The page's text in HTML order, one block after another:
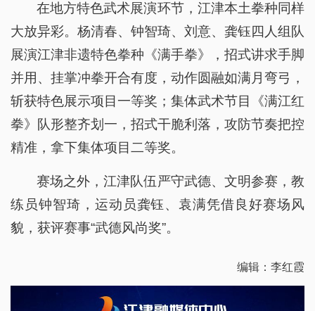
在地方特色武术展演环节，江津本土拳种同样
大放异彩。杨清春、钟智琦、刘意、龚钰四人组队
展演江津非遗特色拳种《满手拳》，招式讲求手脚
并用、挂掌冲拳开合有度，动作圆融如满月弯弓，
斩获特色展示项目一等奖；集体武术节目《满江红
拳》队形整齐划一，招式干脆利落，攻防节奏把控
精准，拿下集体项目二等奖。
赛场之外，江津队伍严守武德、文明参赛，教
练员钟智琦，运动员龚钰、袁满凭借良好赛场风
貌，获评赛事“武德风尚奖”。
编辑：李红霞